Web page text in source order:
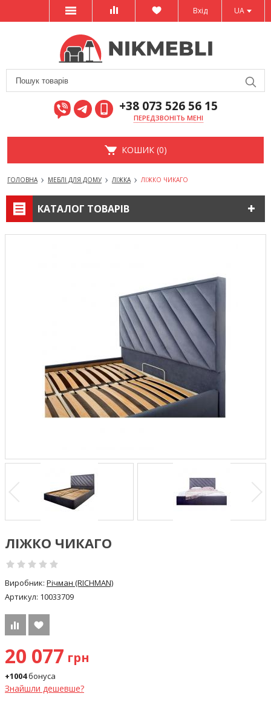
UA
Вхід
+38 073 526 56 15
ПЕРЕДЗВОНІТЬ МЕНІ
КОШИК (0)
ГОЛОВНА МЕБЛІ ДЛЯ ДОМУ ЛІЖКА ЛІЖКО ЧИКАГО
КАТАЛОГ ТОВАРІВ
ЛІЖКО ЧИКАГО
Виробник: Річман (RICHMAN)
Артикул: 10033709
20 077 грн
+1004бонуса
Знайшли дешевше?